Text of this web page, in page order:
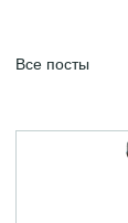
Все посты